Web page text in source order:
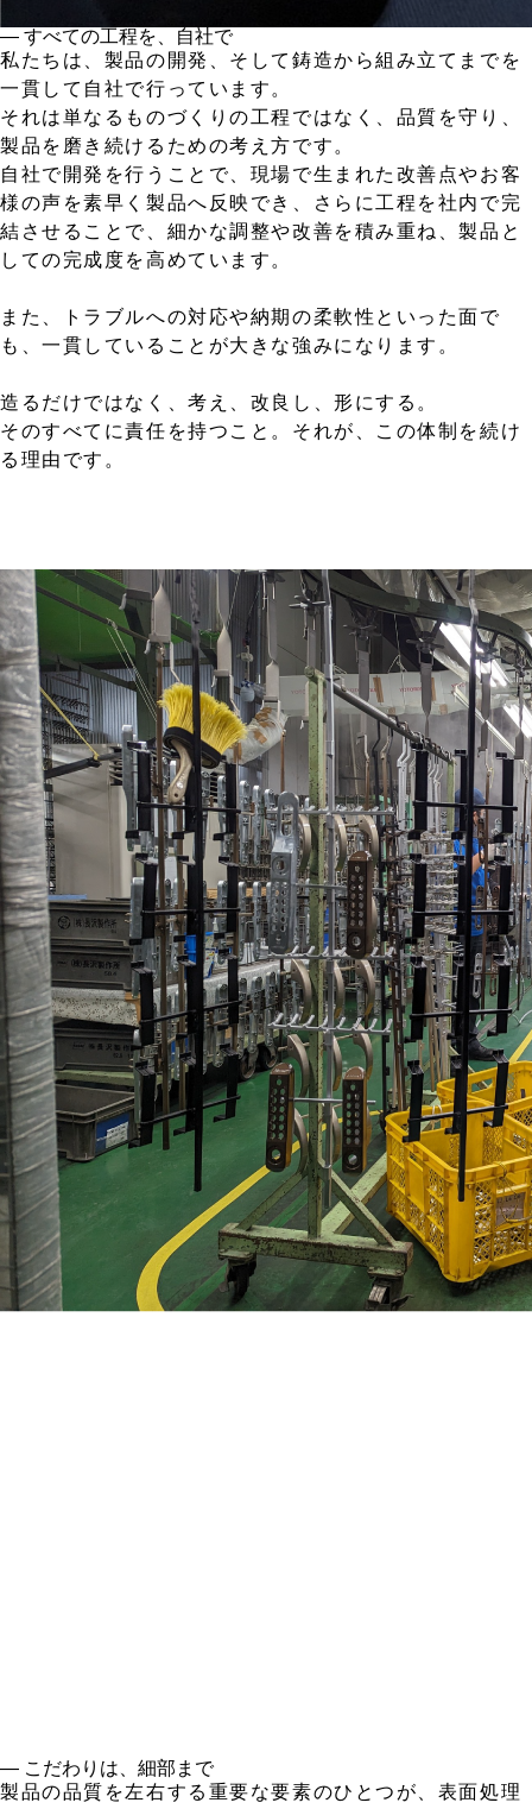
― すべての工程を、自社で
私たちは、製品の開発、そして鋳造から組み立てまでを
一貫して自社で行っています。
それは単なるものづくりの工程ではなく、品質を守り、
製品を磨き続けるための考え方です。
自社で開発を行うことで、現場で生まれた改善点やお客
様の声を素早く製品へ反映でき、さらに工程を社内で完
結させることで、細かな調整や改善を積み重ね、製品と
しての完成度を高めています。
また、トラブルへの対応や納期の柔軟性といった面で
も、一貫していることが大きな強みになります。
造るだけではなく、考え、改良し、形にする。
そのすべてに責任を持つこと。それが、この体制を続け
る理由です。
― こだわりは、細部まで
製品の品質を左右する重要な要素のひとつが、表面処理